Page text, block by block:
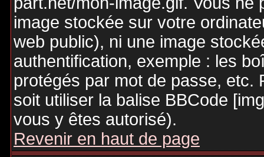
image stockée sur votre
web public), ni une image
authentification, exemple : les
protégés par mot de passe, etc.
soit utiliser la balise BBCode
vous y êtes autorisé).
Revenir en haut de page